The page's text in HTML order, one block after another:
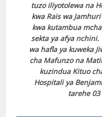
tuzo iliyotolewa na
kwa Rais wa
kwa kutambua
sekta ya afya
wa hafla ya kuweka
cha Mafunzo na
kuzindua Kituo
Hospitali ya
tarehe 03